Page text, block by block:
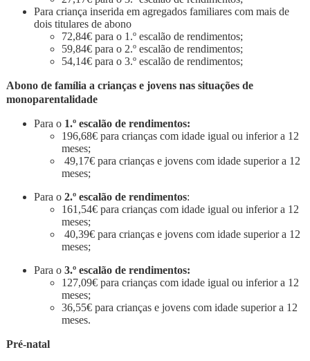
Para criança inserida em agregados familiares com mais de
dois titulares de abono
72,84€ para o 1.º escalão de rendimentos;
59,84€ para o 2.º escalão de rendimentos;
54,14€ para o 3.º escalão de rendimentos;
Abono de família a crianças e jovens nas situações de
monoparentalidade
Para o1.º escalão de rendimentos:
196,68€ para crianças com idade igual ou inferior a 12
meses;
49,17€ para crianças e jovens com idade superior a 12
meses;
Para o 2.º escalão de rendimentos:
161,54€ para crianças com idade igual ou inferior a 12
meses;
40,39€ para crianças e jovens com idade superior a 12
meses;
Para o 3.º escalão de rendimentos:
127,09€ para crianças com idade igual ou inferior a 12
meses;
36,55€ para crianças e jovens com idade superior a 12
meses.
Pré-natal